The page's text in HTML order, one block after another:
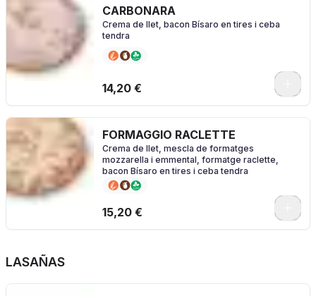
CARBONARA
Crema de llet, bacon Bísaro en tires i ceba
tendra
14,20 €
FORMAGGIO RACLETTE
Crema de llet, mescla de formatges
mozzarella i emmental, formatge raclette,
bacon Bísaro en tires i ceba tendra
15,20 €
LASAÑAS